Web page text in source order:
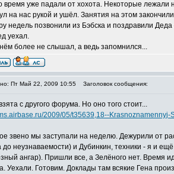
время уже падали от хохота. Некоторые лежали
на нас рукой и ушёл. Занятия на этом
недель позвонили из Бэбска и поздравили
уехал.
более не слышал, а ведь запомнился...
Пт Май 22, 2009 10:55 Заголовок сообщения:
с другого форума. Но оно того стоит...
2009/05/t35639,18--
звено мы заступали на неделю. Дежурили от
неузнаваемости) и Дубинкин, техники - я и
ангар). Пришли все, а Зелёного нет. Время
Уехали. Готовим. Доклады там всякие Гена